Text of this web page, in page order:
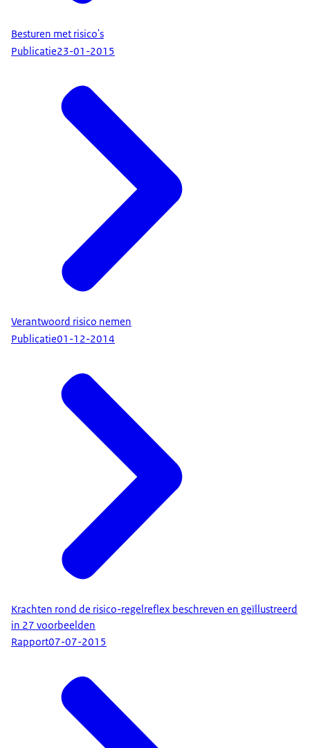
Besturen met risico's
Publicatie23-01-2015
Verantwoord risico nemen
Publicatie01-12-2014
Krachten rond de risico-regelreflex beschreven en geïllustreerd
in 27 voorbeelden
Rapport07-07-2015